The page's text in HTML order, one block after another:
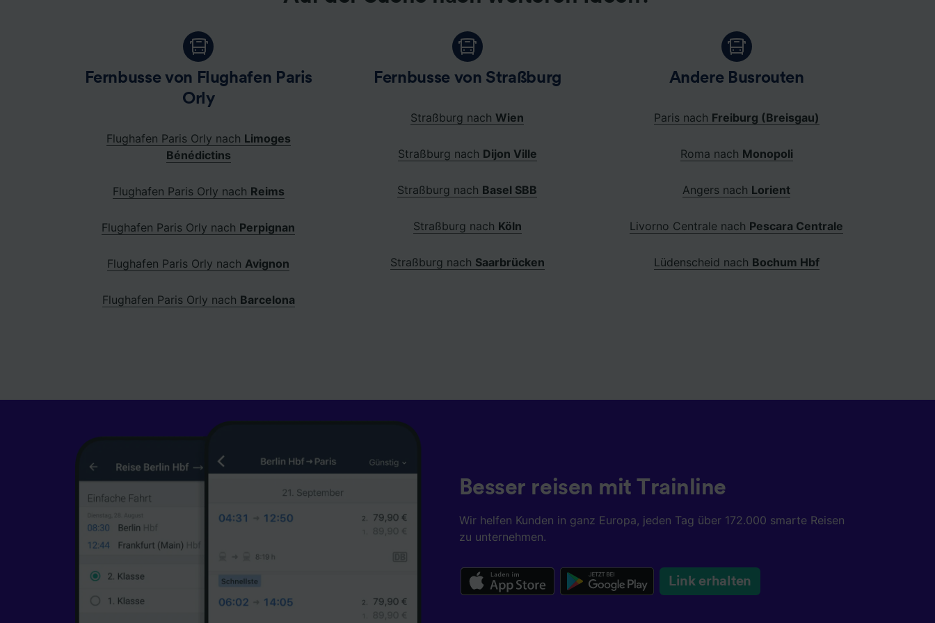
Fernbusse von Flughafen Paris
Orly
Flughafen Paris Orly nach Limoges
Bénédictins
Flughafen Paris Orly nach Reims
Flughafen Paris Orly nach Perpignan
Flughafen Paris Orly nachAvignon
Flughafen Paris Orly nach Barcelona
Fernbusse von Straßburg
Straßburg nach Wien
Straßburg nach Dijon Ville
Straßburg nach Basel SBB
Straßburg nach Köln
Straßburg nach Saarbrücken
Andere Busrouten
Paris nach Freiburg (Breisgau)
Roma nach Monopoli
Angers nach Lorient
Livorno Centrale nach Pescara Centrale
Lüdenscheid nach Bochum Hbf
Besser reisen mit Trainline
Wir helfen Kunden in ganz Europa, jeden Tag über 172.000 smarte Reisen
zu unternehmen.
Link erhalten